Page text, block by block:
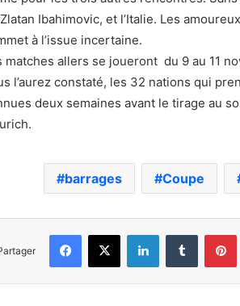
Ibahimovic, et l’Italie. Les
à l’issue incertaine.
matches allers se joueront du 9 au 11
l’aurez constaté, les 32 nations qui
deux semaines avant le tirage au
barrages Coupe
Facebook
X LinkedinTumblr